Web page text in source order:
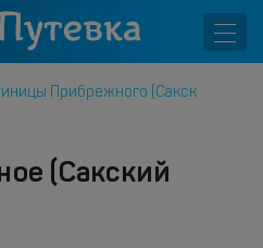
Прибрежного (Сакск
(Сакский